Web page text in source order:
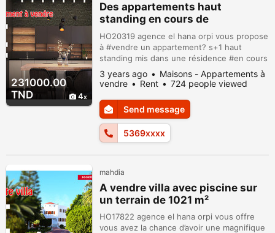
231000.00
TND
4
Des appartements haut
standing en cours de
construction et directement au
promoteur
HO20319 agence el hana orpi vous propose
à #vendre un appartement? s+1 haut
standing mis dans une résidence #en cours
de construction ?? près du beau #plage du
zone touristique et très proche de la mer ;
cet appartement est contient : Spacieux
salon ouvert sur #kitchenette avec balcon
chambre à coucher avec dressing? salle
d’eau? métrage : 62 m² prix: 231 mi...
3 years ago
Maisons - Appartements à
vendre
Rent 724 people viewed
Send message
5369xxxx
mahdia
A vendre villa avec piscine sur
un terrain de 1021 m²
HO17822 agence el hana orpi vous offre
vous avez la chance d’avoir une magnifique